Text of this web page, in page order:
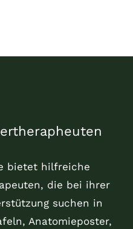
bietet hilfreiche
die bei ihrer
suchen in
Anatomieposter,